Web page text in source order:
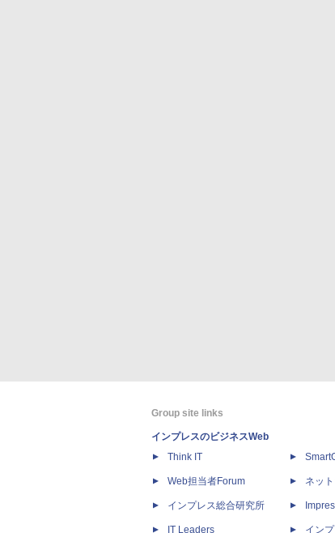
Group site links
インプレスのビジネスWeb
Think IT
Web担当者Forum
インプレス総合研究所
IT Leaders
ネッ
イン